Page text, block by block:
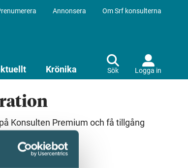
Annonsera Om Srf konsulterna
Krönika Sök Logga in
Konsulten Premium och få tillgång